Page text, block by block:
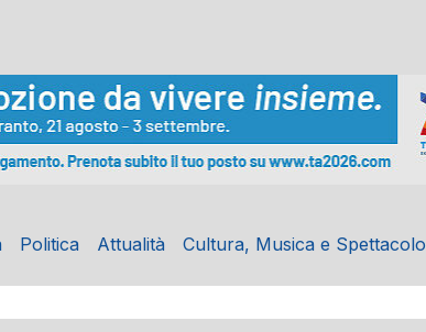
Politica Attualità Cultura, Musica e Spettacolo